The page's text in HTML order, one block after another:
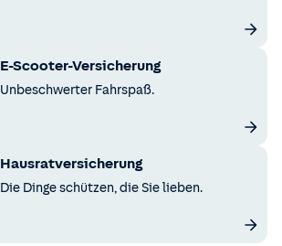
E-Scooter-Versicherung
Unbeschwerter Fahrspaß.
Hausratversicherung
Die Dinge schützen, die Sie lieben.